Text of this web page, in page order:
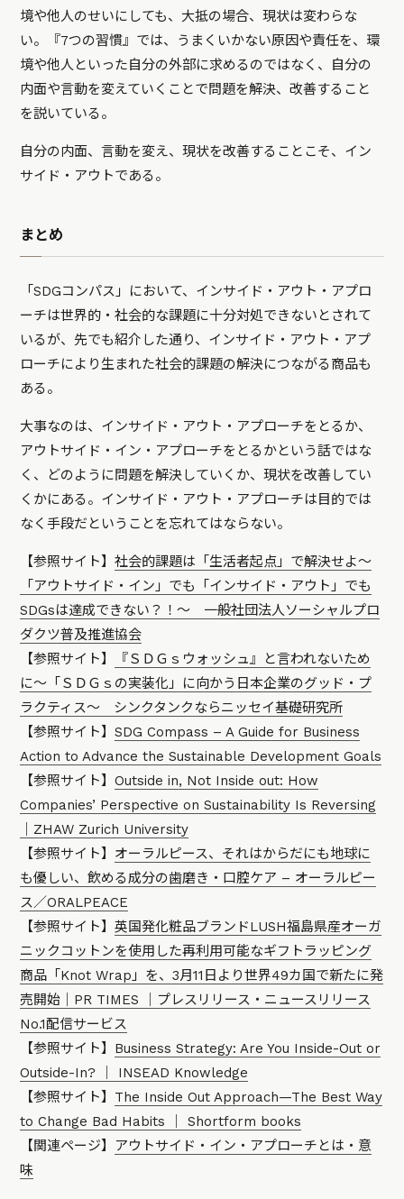
境や他人のせいにしても、大抵の場合、現状は変わらな
い。『7つの習慣』では、うまくいかない原因や責任を、環
境や他人といった自分の外部に求めるのではなく、自分の
内面や言動を変えていくことで問題を解決、改善すること
を説いている。
自分の内面、言動を変え、現状を改善することこそ、イン
サイド・アウトである。
まとめ
「SDGコンパス」において、インサイド・アウト・アプロ
ーチは世界的・社会的な課題に十分対処できないとされて
いるが、先でも紹介した通り、インサイド・アウト・アプ
ローチにより生まれた社会的課題の解決につながる商品も
ある。
大事なのは、インサイド・アウト・アプローチをとるか、
アウトサイド・イン・アプローチをとるかという話ではな
く、どのように問題を解決していくか、現状を改善してい
くかにある。インサイド・アウト・アプローチは目的では
なく手段だということを忘れてはならない。
【参照サイト】社会的課題は「生活者起点」で解決せよ～
「アウトサイド・イン」でも「インサイド・アウト」でも
SDGsは達成できない？！～ 一般社団法人ソーシャルプロ
ダクツ普及推進協会
【参照サイト】
『ＳＤＧｓウォッシュ』と言われないため
に～「ＳＤＧｓの実装化」に向かう日本企業のグッド・プ
ラクティス～ シンクタンクならニッセイ基礎研究所
【参照サイト】SDG Compass – A Guide for Business
Action to Advance the Sustainable Development Goals
【参照サイト】Outside in, Not Inside out: How
Companies’ Perspective on Sustainability Is Reversing
｜ZHAW Zurich University
【参照サイト】 オーラルピース、それはからだにも地球に
も優しい、飲める成分の歯磨き・口腔ケア – オーラルピー
ス／ORALPEACE
【参照サイト】英国発化粧品ブランドLUSH福島県産オーガ
ニックコットンを使用した再利用可能なギフトラッピング
商品「Knot Wrap」を、3月11日より世界49カ国で新たに発
売開始｜PR TIMES ｜プレスリリース・ニュースリリース
No.1配信サービス
【参照サイト】 Business Strategy: Are You Inside-Out or
Outside-In? ｜ INSEAD Knowledge
【参照サイト】 The Inside Out Approach—The Best Way
to Change Bad Habits ｜ Shortform books
【関連ページ】 アウトサイド・イン・アプローチとは・意
味